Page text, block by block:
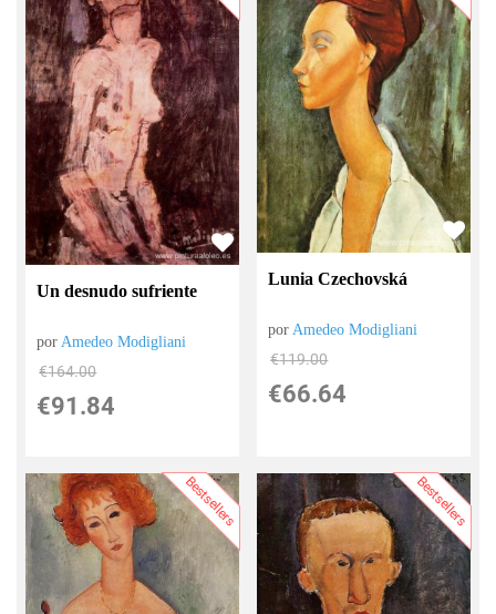
Un desnudo sufriente
por Amedeo Modigliani
€164.00
€91.84
Lunia Czechovská
porAmedeo Modigliani
€119.00
€66.64
Bestsellers Bestsellers